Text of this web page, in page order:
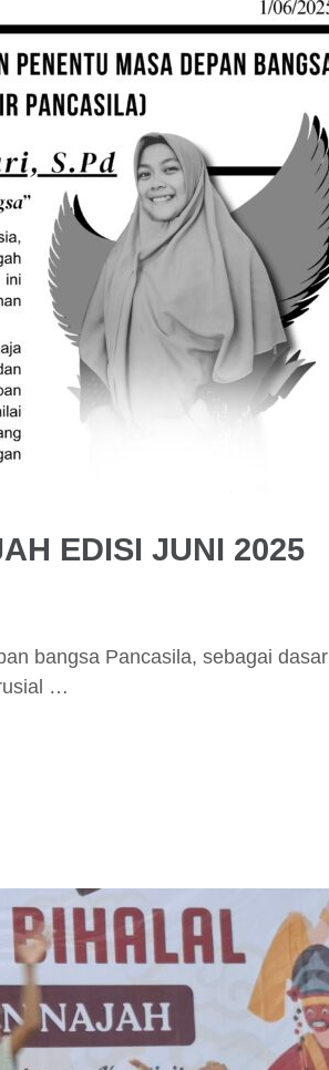
EDISI JUNI 2025
bangsa Pancasila, sebagai dasar
…